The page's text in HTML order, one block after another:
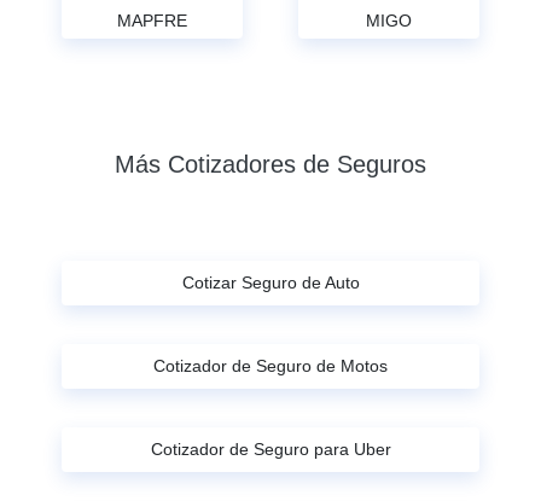
MAPFRE MIGO
Más Cotizadores de Seguros
Cotizar Seguro de Auto
Cotizador de Seguro de Motos
Cotizador de Seguro para Uber